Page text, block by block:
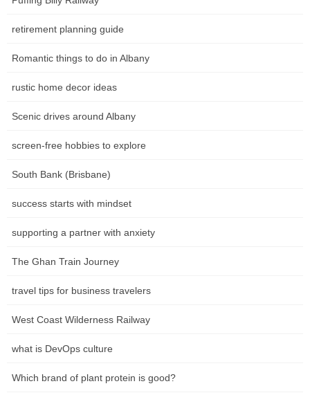
สศอ ชี้ หนี้ครัวเรือนพุ่ง เศรษฐกิจฟื้น
ช้า กดดัชนี Mpi หดตัว 294% Thai
Pbs Information ข่าวไทยพีบีเอส
Investing.com – ในวันนี้จะมีการเปิดเผยรายงานการประชุมนโยบาย
นี้ที่ 1,367.42 จุด ลดลง 3.25 จุด (-0.24%) มูลค่าซื้อขาย 49,556.62
ต่ำสุด 1,364.31 จุด… Investing.com – เครื่องมือติดตามอัตราดอกเบี้ย
ของเฟดเปิดเผยในวันนี้ว่านักลงทุนเพิ่มเดิมพันว่ามีโอกาสมากขึ้นที่เฟด
retirement planning guide
Romantic things to do in Albany
rustic home decor ideas
Scenic drives around Albany
screen-free hobbies to explore
South Bank (Brisbane)
success starts with mindset
supporting a partner with anxiety
The Ghan Train Journey
travel tips for business travelers
West Coast Wilderness Railway
what is DevOps culture
Which brand of plant protein is good?